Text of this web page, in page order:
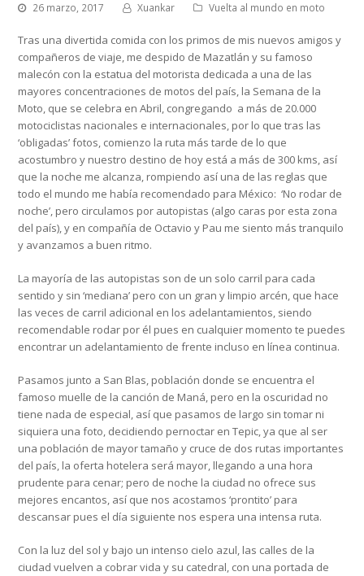
26 marzo, 2017 Xuankar Vuelta al mundo en moto
Tras una divertida comida con los primos de mis nuevos amigos y
compañeros de viaje, me despido de Mazatlán y su famoso
malecón con la estatua del motorista dedicada a una de las
mayores concentraciones de motos del país, la Semana de la
Moto, que se celebra en Abril, congregando a más de 20.000
motociclistas nacionales e internacionales, por lo que tras las
‘obligadas’ fotos, comienzo la ruta más tarde de lo que
acostumbro y nuestro destino de hoy está a más de 300 kms, así
que la noche me alcanza, rompiendo así una de las reglas que
todo el mundo me había recomendado para México: ‘No rodar de
noche’, pero circulamos por autopistas (algo caras por esta zona
del país), y en compañía de Octavio y Pau me siento más tranquilo
y avanzamos a buen ritmo.
La mayoría de las autopistas son de un solo carril para cada
sentido y sin ‘mediana’ pero con un gran y limpio arcén, que hace
las veces de carril adicional en los adelantamientos, siendo
recomendable rodar por él pues en cualquier momento te puedes
encontrar un adelantamiento de frente incluso en línea continua.
Pasamos junto a San Blas, población donde se encuentra el
famoso muelle de la canción de Maná, pero en la oscuridad no
tiene nada de especial, así que pasamos de largo sin tomar ni
siquiera una foto, decidiendo pernoctar en Tepic, ya que al ser
una población de mayor tamaño y cruce de dos rutas importantes
del país, la oferta hotelera será mayor, llegando a una hora
prudente para cenar; pero de noche la ciudad no ofrece sus
mejores encantos, así que nos acostamos ‘prontito’ para
descansar pues el día siguiente nos espera una intensa ruta.
Con la luz del sol y bajo un intenso cielo azul, las calles de la
ciudad vuelven a cobrar vida y su catedral, con una portada de